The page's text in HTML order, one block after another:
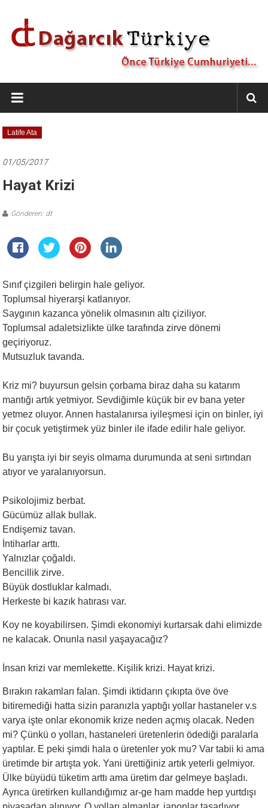
Dağarcık
Türkiye
Önce
Türkiye
Latife Ata
01/05/2017
Hayat Krizi
Gönderen: dt
Sınıf çizgileri belirgin hale geliyor.
Toplumsal hiyerarşi katlanıyor.
Saygının kazanca yönelik olmasının altı çiziliyor.
Toplumsal adaletsizlikte ülke tarafında zirve dönemi
geçiriyoruz.
Mutsuzluk tavanda.
Kriz mi? buyursun gelsin çorbama biraz daha su katarım
mantığı artık yetmiyor. Sevdiğimle küçük bir ev bana yeter
yetmez oluyor. Annen hastalanırsa iyileşmesi için on binler, iyi
bir çocuk yetiştirmek yüz binler ile ifade edilir hale geliyor.
Bu yarışta iyi bir seyis olmama durumunda at seni sırtından
atıyor ve yaralanıyorsun.
Psikolojimiz berbat.
Gücümüz allak bullak.
Endişemiz tavan.
İntiharlar arttı.
Yalnızlar çoğaldı.
Bencillik zirve.
Büyük dostluklar kalmadı.
Herkeste bi kazık hatırası var.
Koy ne koyabilirsen. Şimdi ekonomiyi kurtarsak dahi elimizde
ne kalacak. Onunla nasıl yaşayacağız?
İnsan krizi var memlekette. Kişilik krizi. Hayat krizi.
Bırakın rakamları falan. Şimdi iktidarın çıkıpta öve öve
bitiremediği hatta sizin paranızla yaptığı yollar hastaneler v.s
varya işte onlar ekonomik krize neden açmış olacak. Neden
mi? Çünkü o yolları, hastaneleri üretenlerin ödediği paralarla
yaptılar. E peki şimdi hala o üretenler yok mu? Var tabii ki ama
üretimde bir artışta yok. Yani ürettiğiniz artık yeterli gelmiyor.
Ülke büyüdü tüketim arttı ama üretim dar gelmeye başladı.
Ayrıca üretirken kullandığımız ar-ge ham madde hep yurtdışı